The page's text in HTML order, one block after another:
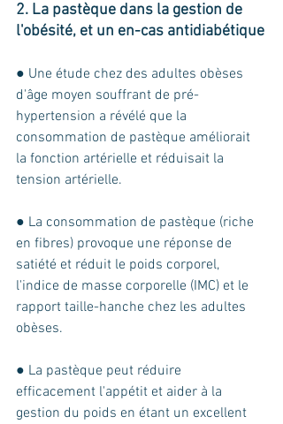
2. La pastèque dans la gestion de
l'obésité, et un en-cas antidiabétique
● Une étude chez des adultes obèses
d'âge moyen souffrant de pré-
hypertension a révélé que la
consommation de pastèque améliorait
la fonction artérielle et réduisait la
tension artérielle.
● La consommation de pastèque (riche
en fibres) provoque une réponse de
satiété et réduit le poids corporel,
l'indice de masse corporelle (IMC) et le
rapport taille-hanche chez les adultes
obèses.
● La pastèque peut réduire
efficacement l'appétit et aider à la
gestion du poids en étant un excellent